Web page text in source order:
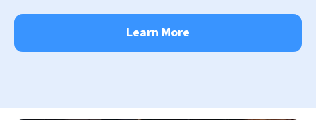
Learn More